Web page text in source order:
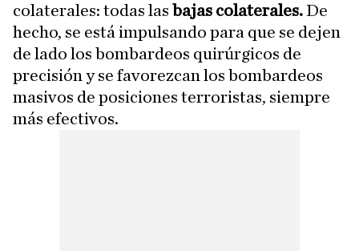
colaterales: todas las bajas colaterales.De
hecho, se está impulsando para que se dejen
de lado los bombardeos quirúrgicos de
precisión y se favorezcan los bombardeos
masivos de posiciones terroristas, siempre
más efectivos.